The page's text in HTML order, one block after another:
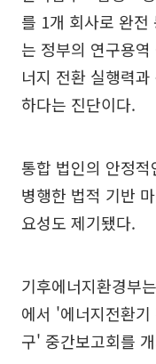
를 1개 회사로 완전
는 정부의 연구용
너지 전환 실행력
하다는 진단이다.
통합 법인의 안정
병행한 법적 기반
요성도 제기됐다.
기후에너지환경부
에서 '에너지전환
구' 중간보고회를